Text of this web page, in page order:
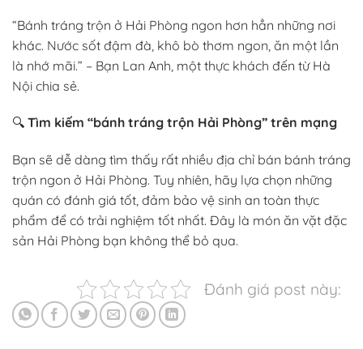
“Bánh tráng trộn ở Hải Phòng ngon hơn hẳn những nơi
khác. Nước sốt đậm đà, khô bò thơm ngon, ăn một lần
là nhớ mãi.” – Bạn Lan Anh, một thực khách đến từ Hà
Nội chia sẻ.
🔍 Tìm kiếm “bánh tráng trộn Hải Phòng” trên mạng
Bạn sẽ dễ dàng tìm thấy rất nhiều địa chỉ bán bánh tráng
trộn ngon ở Hải Phòng. Tuy nhiên, hãy lựa chọn những
quán có đánh giá tốt, đảm bảo vệ sinh an toàn thực
phẩm để có trải nghiệm tốt nhất. Đây là món ăn vặt đặc
sản Hải Phòng bạn không thể bỏ qua.
Đánh giá post này: